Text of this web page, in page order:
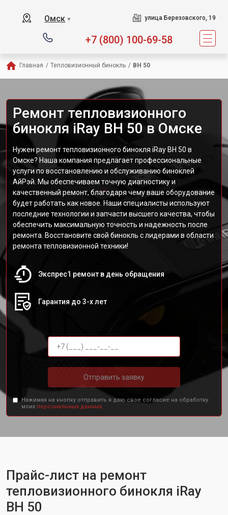
Омск ▼ улица Березовского, 19
+7 (800) 100-69-58
Главная / Тепловизионный бинокль / BH 50
Ремонт тепловизионного
бинокля iRay BH 50 в Омске
Нужен ремонт тепловизионного бинокля iRay BH 50 в
Омске? Наша компания предлагает профессиональные
услуги по восстановлению и обслуживанию биноклей
АйРэй. Мы обеспечиваем точную диагностику и
качественный ремонт, благодаря чему ваше оборудование
будет работать как новое. Наши специалисты используют
последние технологии и запчасти высшего качества, чтобы
обеспечить максимальную точность и надежность после
ремонта. Восстановите свой бинокль с лидерами в области
ремонта тепловизионной техники!
Экспрес1 ремонт в день обращения
Гарантия до 3-х лет
Отправить заявку
Нажимая на кнопку отправить я даю свое согласие на обработку
моих персональных данных.
Прайс-лист на ремонт
тепловизионного бинокля iRay
BH 50